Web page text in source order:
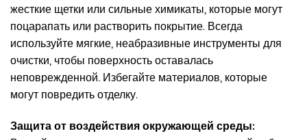
жесткие щетки или сильные химикаты, которые могут
поцарапать или растворить покрытие. Всегда
используйте мягкие, неабразивные инструменты для
очистки, чтобы поверхность оставалась
неповрежденной. Избегайте материалов, которые
могут повредить отделку.
Защита от воздействия окружающей среды: